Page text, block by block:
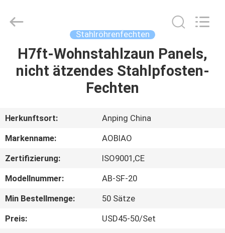
HAUS
ÜBER
UNS
FABRIK-
AUSFLUG
QUALITÄTSKONTROLLE
securityfence.com.
Reserved.
Stahlröhrenfechten
H7ft-Wohnstahlzaun Panels,
nicht ätzendes Stahlpfosten-
Fechten
Herkunftsort:
Anping China
Markenname:
AOBIAO
Zertifizierung:
ISO9001,CE
Modellnummer:
AB-SF-20
Min Bestellmenge:
50 Sätze
Preis:
USD45-50/Set